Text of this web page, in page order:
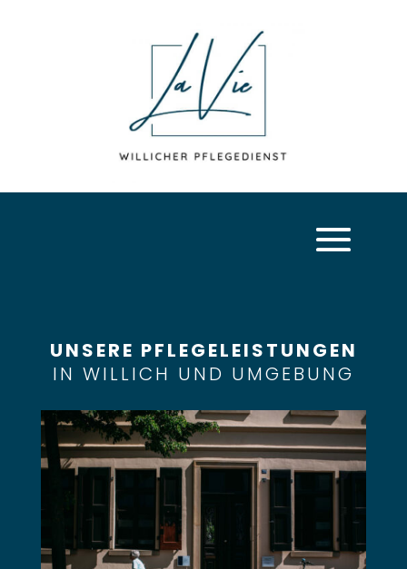
UNSERE PFLEGELEISTUNGEN
IN WILLICH UND UMGEBUNG